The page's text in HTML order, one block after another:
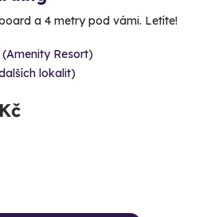
a 4 metry pod vámi. Letíte!
Resort)
lokalit)